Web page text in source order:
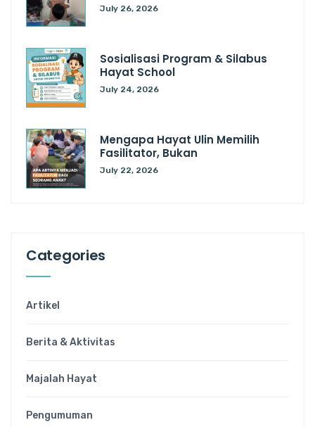
July 26, 2026
Sosialisasi Program & Silabus
Hayat School
July 24, 2026
Mengapa Hayat Ulin Memilih
Fasilitator, Bukan
July 22, 2026
Categories
Artikel
Berita & Aktivitas
Majalah Hayat
Pengumuman